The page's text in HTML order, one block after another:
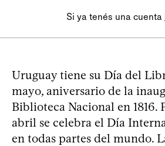
Si ya tenés una cuenta
Uruguay tiene su Día del
mayo, aniversario de la
Biblioteca Nacional en 1816.
abril se celebra el Día
en todas partes del mundo.